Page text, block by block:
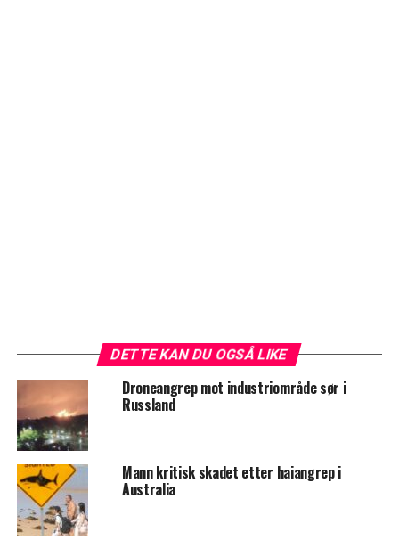
DETTE KAN DU OGSÅ LIKE
Droneangrep mot industriområde sør i
Russland
Mann kritisk skadet etter haiangrep i
Australia